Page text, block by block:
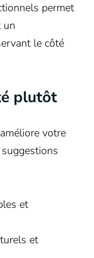
permet
un
le côté
plutôt
votre
et
et